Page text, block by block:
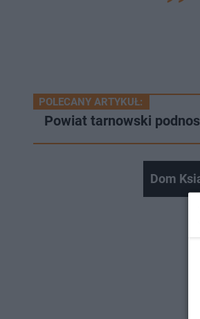
POLECANY ARTYKUŁ:
Powiat tarnowski
Dom